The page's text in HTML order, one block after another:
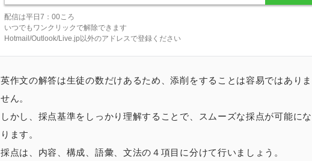
配信は平日7：00ころ
いつでもワンクリックで解除できます
Hotmail/Outlook/Live.jp以外のアドレスで登録ください
英作文の解答は生徒の数だけあるため、添削をすることは容易ではありま
せん。
しかし、採点基準をしっかり理解することで、スムーズな採点が可能にな
ります。
採点は、内容、構成、語彙、文法の４項目に分けて行いましょう。